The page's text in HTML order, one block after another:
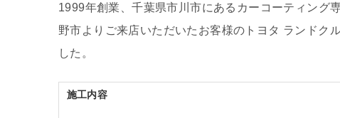
1999年創業、千葉県市川市にあるカーコーティング
野市よりご来店いただいたお客様のトヨタ ランドク
した。
施工内容